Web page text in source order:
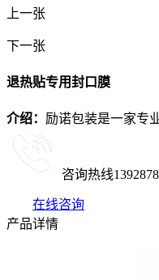
上一张
下一张
退热贴专用封口膜
介绍： 励诺包装是一家专
咨询热线
在线咨询
产品详情